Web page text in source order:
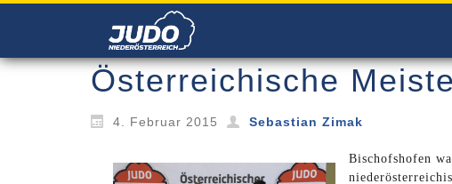
Österreichische
4. Februar 2015 Sebastian Zimak
Bischofshofen